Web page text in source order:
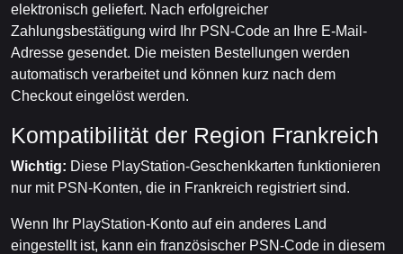
elektronisch geliefert. Nach erfolgreicher
Zahlungsbestätigung wird Ihr PSN-Code an Ihre E-Mail-
Adresse gesendet. Die meisten Bestellungen werden
automatisch verarbeitet und können kurz nach dem
Checkout eingelöst werden.
Kompatibilität der Region Frankreich
Wichtig: Diese PlayStation-Geschenkkarten funktionieren
nur mit PSN-Konten, die in Frankreich registriert sind.
Wenn Ihr PlayStation-Konto auf ein anderes Land
eingestellt ist, kann ein französischer PSN-Code in diesem